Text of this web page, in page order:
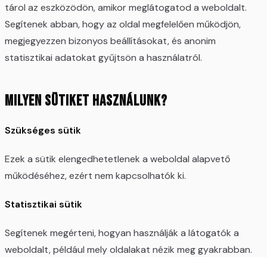
tárol az eszközödön, amikor meglátogatod a weboldalt.
Segítenek abban, hogy az oldal megfelelően működjön,
megjegyezzen bizonyos beállításokat, és anonim
statisztikai adatokat gyűjtsön a használatról.
Milyen sütiket használunk?
Szükséges sütik
Ezek a sütik elengedhetetlenek a weboldal alapvető
működéséhez, ezért nem kapcsolhatók ki.
Statisztikai sütik
Segítenek megérteni, hogyan használják a látogatók a
weboldalt, például mely oldalakat nézik meg gyakrabban.